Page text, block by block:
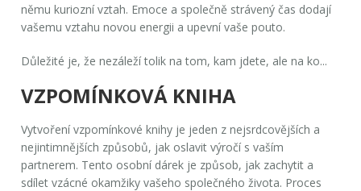
němu kuriozní vztah. Emoce a společně strávený čas dodají
vašemu vztahu novou energii a upevní vaše pouto.
Důležité je, že nezáleží tolik na tom, kam jdete, ale na ko...
VZPOMÍNKOVÁ KNIHA
Vytvoření vzpomínkové knihy je jeden z nejsrdcovějších a
nejintimnějších způsobů, jak oslavit výročí s vaším
partnerem. Tento osobní dárek je způsob, jak zachytit a
sdílet vzácné okamžiky vašeho společného života. Proces